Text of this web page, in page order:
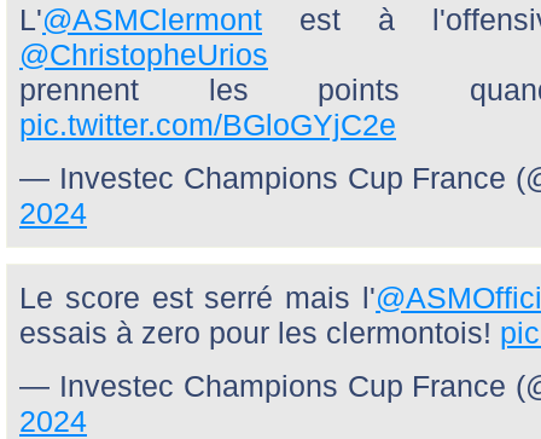
L'@ASMClermont est à
@ChristopheUrios
prennent les points
pic.twitter.com/BGloGYjC2e
— Investec Champions Cup France
2024
Le score est serré mais l'
essais à zero pour les clermontois!
— Investec Champions Cup France
2024